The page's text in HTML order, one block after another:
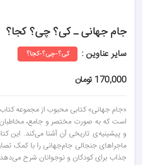
جام جهانی ـ کی؟‌ چی؟ کجا؟
سایر عناوین : کی؟-چی؟-کجا؟
170,000 تومان
«جام جهانی» کتابی محبوب از مجموعه
است که به صورت مختصر و جامع، مخاطبان
و پیشینیه‌ی تاریخی آن آشنا می‌کند. این
ماجراهای جنجالی جام‌جهانی را با کمک
جذاب برای کودکان و نوجوانان شرح